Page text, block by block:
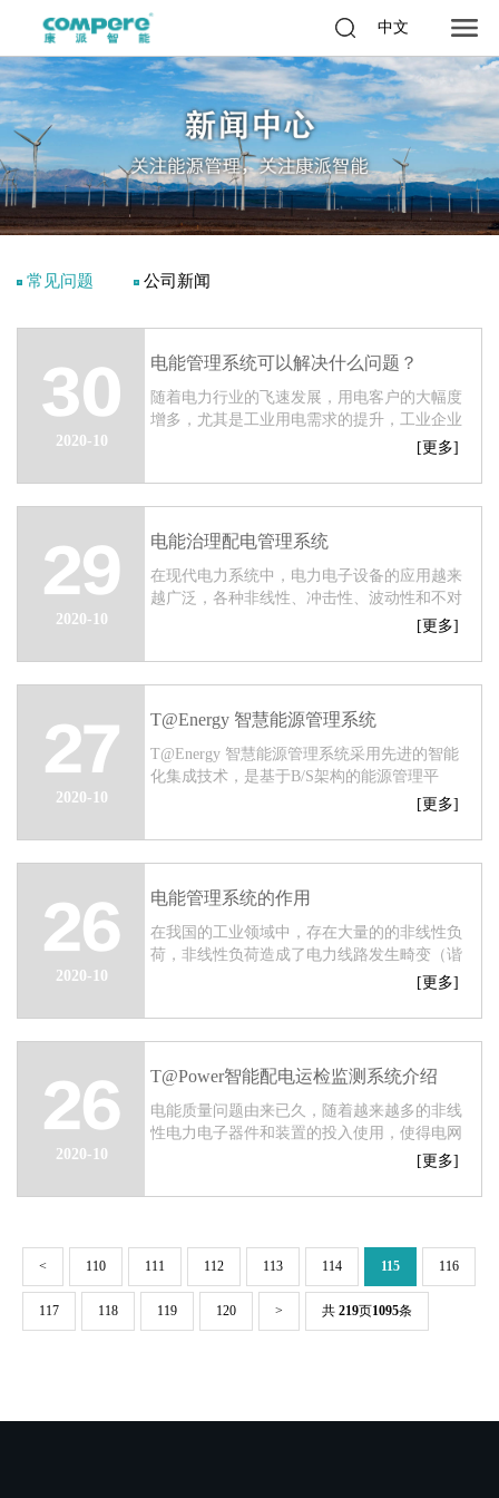
中文
常见问题 公司新闻
30
2020-10
电能管理系统可以解决什么问题？
随着电力行业的飞速发展，用电客户的大幅度
增多，尤其是工业用电需求的提升，工业企业
疲于对大量电能数据的管理，缺乏高效地集中
[更多]
29
2020-10
电能治理配电管理系统
在现代电力系统中，电力电子设备的应用越来
越广泛，各种非线性、冲击性、波动性和不对
称负载大量增加，造成诸如电压波动、及谐波
业...
[更多]
27
2020-10
T@Energy 智慧能源管理系统
T@Energy 智慧能源管理系统采用先进的智能
化集成技术，是基于B/S架构的能源管理平
台，系统对能源的统一调度、优化能源介质平
综合能耗和...
[更多]
26
2020-10
电能管理系统的作用
在我国的工业领域中，存在大量的的非线性负
荷，非线性负荷造成了电力线路发生畸变（谐
波）、电压波动、闪变、三相不平衡等电能质
算...
[更多]
26
2020-10
T@Power智能配电运检监测系统介绍
电能质量问题由来已久，随着越来越多的非线
性电力电子器件和装置的投入使用，使得电网
中电压和电流波形畸变越来越严重，谐波水平
波...
[更多]
< 110 111 112 113 114 115 116
117 118 119 120 > 共 219页1095条